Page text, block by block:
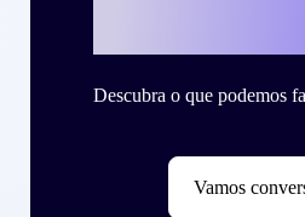
Descubra o que podemos
Vamos